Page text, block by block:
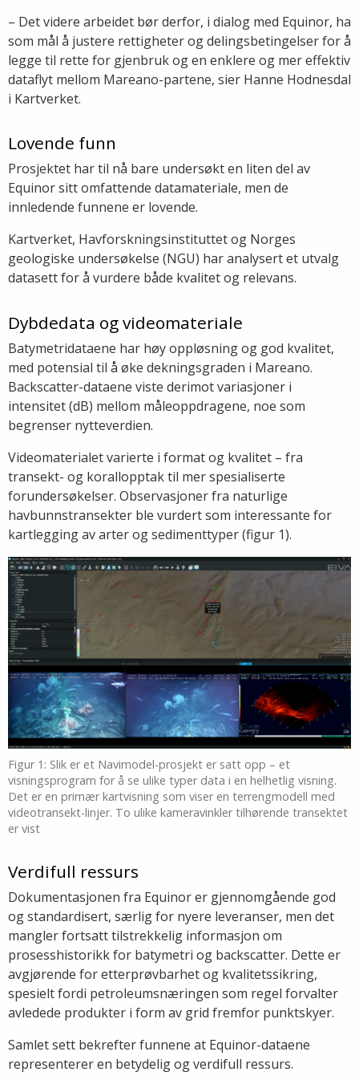
– Det videre arbeidet bør derfor, i dialog med Equinor, ha
som mål å justere rettigheter og delingsbetingelser for å
legge til rette for gjenbruk og en enklere og mer effektiv
dataflyt mellom Mareano-partene, sier Hanne Hodnesdal
i Kartverket.
Lovende funn
Prosjektet har til nå bare undersøkt en liten del av
Equinor sitt omfattende datamateriale, men de
innledende funnene er lovende.
Kartverket, Havforskningsinstituttet og Norges
geologiske undersøkelse (NGU) har analysert et utvalg
datasett for å vurdere både kvalitet og relevans.
Dybdedata og videomateriale
Batymetridataene har høy oppløsning og god kvalitet,
med potensial til å øke dekningsgraden i Mareano.
Backscatter-dataene viste derimot variasjoner i
intensitet (dB) mellom måleoppdragene, noe som
begrenser nytteverdien.
Videomaterialet varierte i format og kvalitet – fra
transekt- og korallopptak til mer spesialiserte
forundersøkelser. Observasjoner fra naturlige
havbunnstransekter ble vurdert som interessante for
kartlegging av arter og sedimenttyper (figur 1).
Figur 1: Slik er et Navimodel-prosjekt er satt opp – et
visningsprogram for å se ulike typer data i en helhetlig visning.
Det er en primær kartvisning som viser en terrengmodell med
videotransekt-linjer. To ulike kameravinkler tilhørende transektet
er vist
Verdifull ressurs
Dokumentasjonen fra Equinor er gjennomgående god
og standardisert, særlig for nyere leveranser, men det
mangler fortsatt tilstrekkelig informasjon om
prosesshistorikk for batymetri og backscatter. Dette er
avgjørende for etterprøvbarhet og kvalitetssikring,
spesielt fordi petroleumsnæringen som regel forvalter
avledede produkter i form av grid fremfor punktskyer.
Samlet sett bekrefter funnene at Equinor-dataene
representerer en betydelig og verdifull ressurs.